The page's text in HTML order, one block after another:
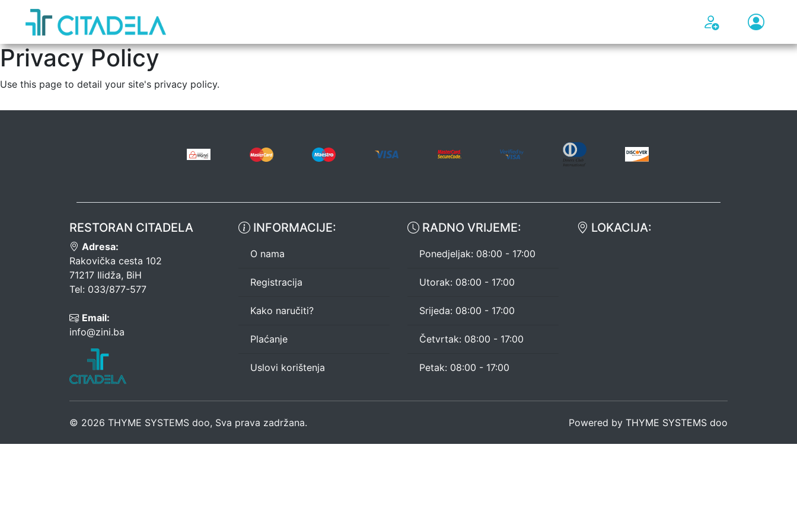
Privacy Policy
Use this page to detail your site's privacy policy.
RESTORAN CITADELA
Adresa:
Rakovička cesta 102
71217 Ilidža, BiH
Tel: 033/877-577
Email:
info@zini.ba
INFORMACIJE:
O nama
Registracija
Kako naručiti?
Plaćanje
Uslovi korištenja
RADNO VRIJEME:
Ponedjeljak: 08:00 - 17:00
Utorak: 08:00 - 17:00
Srijeda: 08:00 - 17:00
Četvrtak: 08:00 - 17:00
Petak: 08:00 - 17:00
LOKACIJA:
© 2026 THYME SYSTEMS doo, Sva prava zadržana. Powered by THYME SYSTEMS doo